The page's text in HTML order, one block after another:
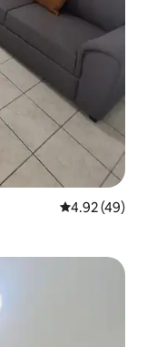
レビュー49
4.92 (49)